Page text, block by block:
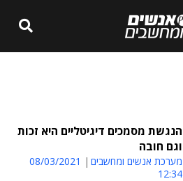
הנגשת מסמכים דיגיטליים היא זכות
וגם חובה
מערכת אנשים ומחשבים
08/03/2021
12:34